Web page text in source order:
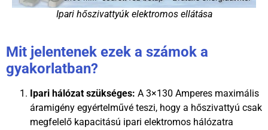
Ipari hőszivattyúk elektromos ellátása
Mit jelentenek ezek a számok a
gyakorlatban?
Ipari hálózat szükséges: A 3×130 Amperes maximális
áramigény egyértelművé teszi, hogy a hőszivattyú csak
megfelelő kapacitású ipari elektromos hálózatra